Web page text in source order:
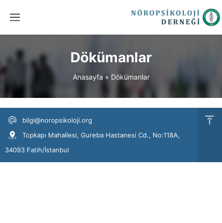
Dökümanlar
Anasayfa » Dökümanlar
bilgi@noropsikoloji.org
Topkapı Mahallesi, Gureba Hastanesi Cd., No:118A,
34093 Fatih/İstanbul